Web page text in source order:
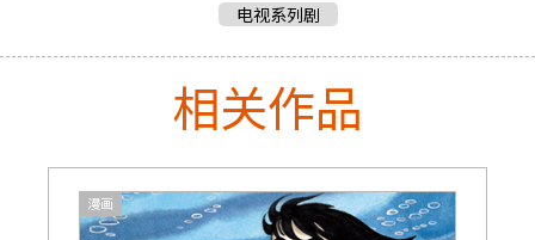
电视系列剧
相关作品
漫画